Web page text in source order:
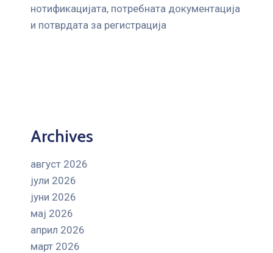
нотификацијата, потребната документација
и потврдата за регистрација
Archives
август 2026
јули 2026
јуни 2026
мај 2026
април 2026
март 2026